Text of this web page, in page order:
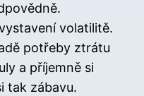
volatilitě.
potřeby ztrátu
a příjemně si
tak zábavu.